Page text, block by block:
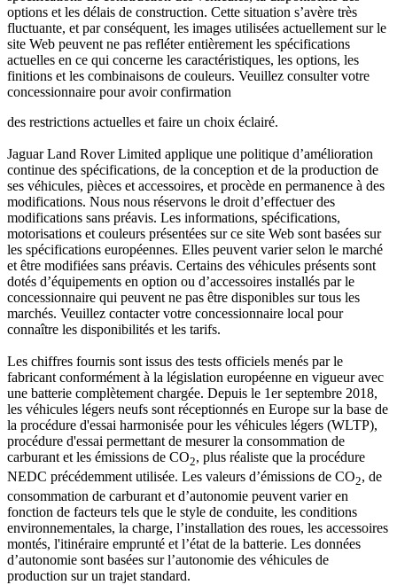
options et les délais de construction. Cette situation s’avère très
fluctuante, et par conséquent, les images utilisées actuellement sur le
site Web peuvent ne pas refléter entièrement les spécifications
actuelles en ce qui concerne les caractéristiques, les options, les
finitions et les combinaisons de couleurs. Veuillez consulter votre
concessionnaire pour avoir confirmation
des restrictions actuelles et faire un choix éclairé.
Jaguar Land Rover Limited applique une politique d’amélioration
continue des spécifications, de la conception et de la production de
ses véhicules, pièces et accessoires, et procède en permanence à des
modifications. Nous nous réservons le droit d’effectuer des
modifications sans préavis. Les informations, spécifications,
motorisations et couleurs présentées sur ce site Web sont basées sur
les spécifications européennes. Elles peuvent varier selon le marché
et être modifiées sans préavis. Certains des véhicules présents sont
dotés d’équipements en option ou d’accessoires installés par le
concessionnaire qui peuvent ne pas être disponibles sur tous les
marchés. Veuillez contacter votre concessionnaire local pour
connaître les disponibilités et les tarifs.
Les chiffres fournis sont issus des tests officiels menés par le
fabricant conformément à la législation européenne en vigueur avec
une batterie complètement chargée. Depuis le 1er septembre 2018,
les véhicules légers neufs sont réceptionnés en Europe sur la base de
la procédure d'essai harmonisée pour les véhicules légers (WLTP),
procédure d'essai permettant de mesurer la consommation de
carburant et les émissions de CO2, plus réaliste que la procédure
NEDC précédemment utilisée. Les valeurs d’émissions de CO2, de
consommation de carburant et d’autonomie peuvent varier en
fonction de facteurs tels que le style de conduite, les conditions
environnementales, la charge, l’installation des roues, les accessoires
montés, l'itinéraire emprunté et l’état de la batterie. Les données
d’autonomie sont basées sur l’autonomie des véhicules de
production sur un trajet standard.